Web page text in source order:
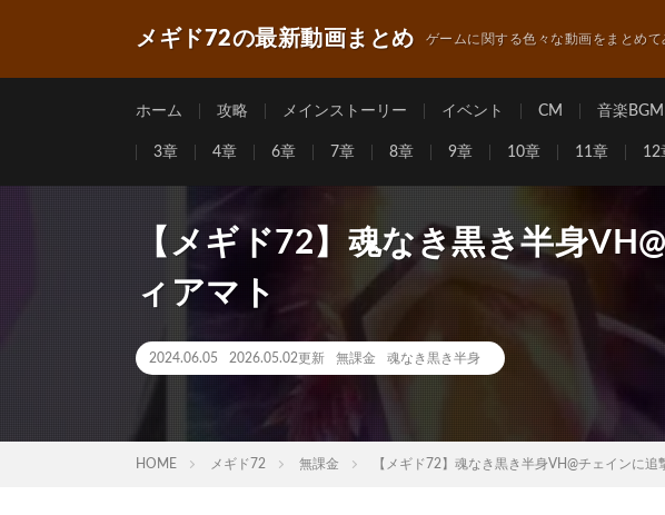
メギド72の最新動画まとめ ゲームに関する色々な動画をまとめて
ホーム 攻略 メインストーリー イベント CM 音楽BGM
3章 4章 6章 7章 8章 9章 10章 11章 12
【メギド72】魂なき黒き半身
ィアマト
2024.06.05 2026.05.02更新 無課金 魂なき黒き半身
HOME メギド72 無課金 【メギド72】魂なき黒き半身VH@チェインに追